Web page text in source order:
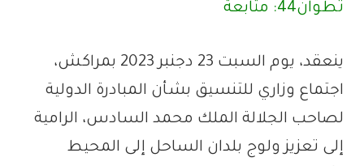
تطوان44: متابعة
ينعقد، يوم السبت 23 دجنبر 2023 بمراكش،
اجتماع وزاري للتنسيق بشأن المبادرة الدولية
لصاحب الجلالة الملك محمد السادس، الرامية
إلى تعزيز ولوج بلدان الساحل إلى المحيط